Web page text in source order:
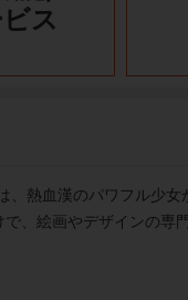
ス
熱血漢のパワフル少
、絵画やデザインの専